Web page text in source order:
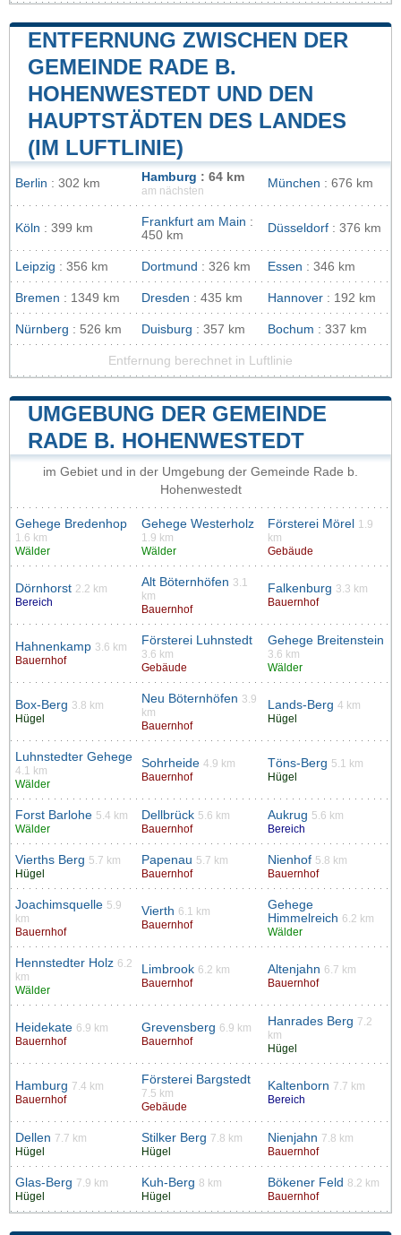
ENTFERNUNG ZWISCHEN DER
GEMEINDE RADE B.
HOHENWESTEDT UND DEN
HAUPTSTÄDTEN DES LANDES
(IM LUFTLINIE)
Berlin : 302 km Hamburg : 64 km
am nächsten
München : 676 km
Köln : 399 km Frankfurt am Main :
450 km
Düsseldorf : 376 km
Leipzig : 356 km Dortmund : 326 km Essen : 346 km
Bremen : 1349 km Dresden : 435 km Hannover : 192 km
Nürnberg : 526 km Duisburg : 357 km Bochum : 337 km
Entfernung berechnet in Luftlinie
UMGEBUNG DER GEMEINDE
RADE B. HOHENWESTEDT
im Gebiet und in der Umgebung der Gemeinde Rade b.
Hohenwestedt
Gehege Bredenhop
1.6 km
Wälder
Gehege Westerholz
1.9 km
Wälder
Försterei Mörel
1.9
km
Gebäude
Dörnhorst 2.2 km
Bereich
Alt Böternhöfen 3.1
km
Bauernhof
Falkenburg 3.3 km
Bauernhof
Hahnenkamp 3.6 km
Bauernhof
Försterei Luhnstedt
3.6 km
Gebäude
Gehege Breitenstein
3.6 km
Wälder
Box-Berg 3.8 km
Hügel
Neu Böternhöfen 3.9
km
Bauernhof
Lands-Berg 4 km
Hügel
Luhnstedter Gehege
4.1 km
Wälder
Sohrheide 4.9 km
Bauernhof
Töns-Berg 5.1 km
Hügel
Forst Barlohe 5.4 km
Wälder
Dellbrück 5.6 km
Bauernhof
Aukrug 5.6 km
Bereich
Vierths Berg 5.7 km
Hügel
Papenau 5.7 km
Bauernhof
Nienhof 5.8 km
Bauernhof
Joachimsquelle 5.9
km
Bauernhof
Vierth 6.1 km
Bauernhof
Gehege
Himmelreich 6.2 km
Wälder
Hennstedter Holz 6.2
km
Wälder
Limbrook 6.2 km
Bauernhof
Altenjahn 6.7 km
Bauernhof
Heidekate 6.9 km
Bauernhof
Grevensberg 6.9 km
Bauernhof
Hanrades Berg 7.2
km
Hügel
Hamburg 7.4 km
Bauernhof
Försterei Bargstedt
7.5 km
Gebäude
Kaltenborn 7.7 km
Bereich
Dellen 7.7 km
Hügel
Stilker Berg 7.8 km
Hügel
Nienjahn 7.8 km
Bauernhof
Glas-Berg 7.9 km
Hügel
Kuh-Berg 8 km
Hügel
Bökener Feld 8.2 km
Bauernhof